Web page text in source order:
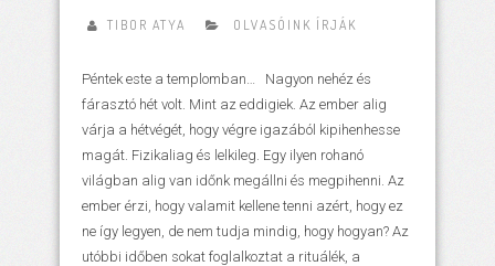
TIBOR ATYA OLVASÓINK ÍRJÁK
Péntek este a templomban… Nagyon nehéz és
fárasztó hét volt. Mint az eddigiek. Az ember alig
várja a hétvégét, hogy végre igazából kipihenhesse
magát. Fizikaliag és lelkileg. Egy ilyen rohanó
világban alig van időnk megállni és megpihenni. Az
ember érzi, hogy valamit kellene tenni azért, hogy ez
ne így legyen, de nem tudja mindig, hogy hogyan? Az
utóbbi időben sokat foglalkoztat a rituálék, a